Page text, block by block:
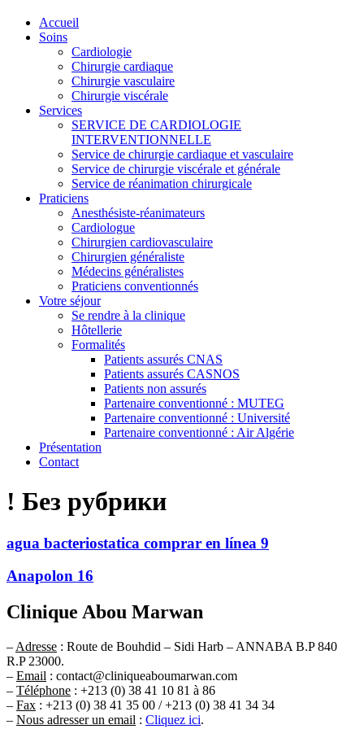
Accueil
Soins
Cardiologie
Chirurgie cardiaque
Chirurgie vasculaire
Chirurgie viscérale
Services
SERVICE DE CARDIOLOGIE
INTERVENTIONNELLE
Service de chirurgie cardiaque et vasculaire
Service de chirurgie viscérale et générale
Service de réanimation chirurgicale
Praticiens
Anesthésiste-réanimateurs
Cardiologue
Chirurgien cardiovasculaire
Chirurgien généraliste
Médecins généralistes
Praticiens conventionnés
Votre séjour
Se rendre à la clinique
Hôtellerie
Formalités
Patients assurés CNAS
Patients assurés CASNOS
Patients non assurés
Partenaire conventionné : MUTEG
Partenaire conventionné : Université
Partenaire conventionné : Air Algérie
Présentation
Contact
! Без рубрики
agua bacteriostatica comprar en línea 9
Anapolon 16
Clinique Abou Marwan
– Adresse : Route de Bouhdid – Sidi Harb – ANNABA B.P 840
R.P 23000.
– Email : contact@cliniqueaboumarwan.com
– Téléphone : +213 (0) 38 41 10 81 à 86
– Fax : +213 (0) 38 41 35 00 / +213 (0) 38 41 34 34
– Nous adresser un email : Cliquez ici.